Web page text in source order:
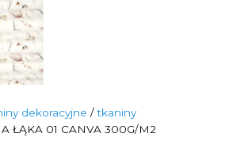
dekoracyjne /tkaniny
ŁĄKA 01 CANVA 300G/M2